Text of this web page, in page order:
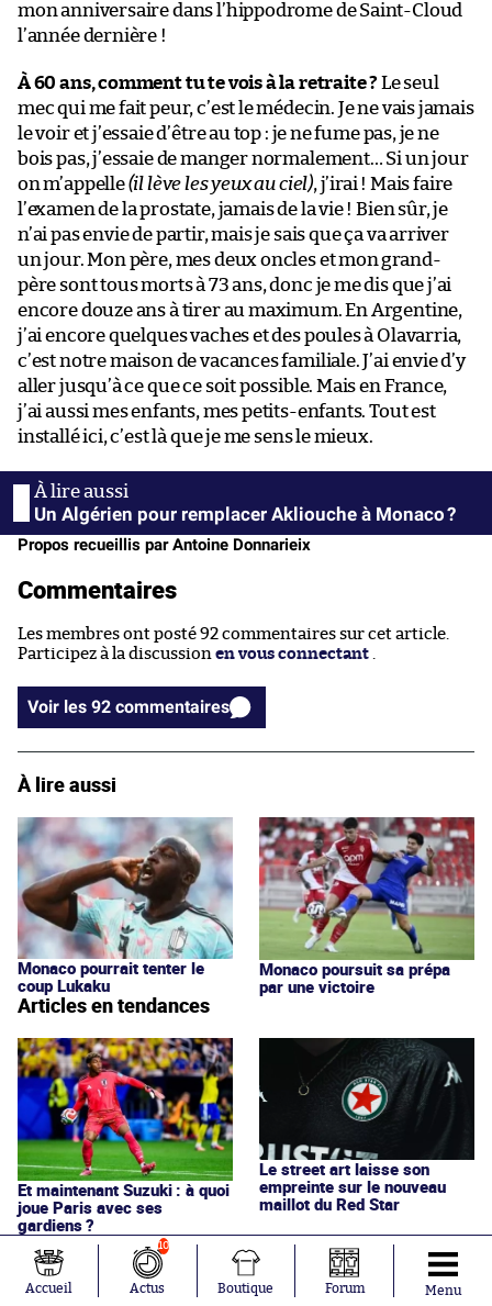
mon anniversaire dans l’hippodrome de Saint-Cloud
l’année dernière !
À 60 ans, comment tu te vois à la retraite ? Le seul
mec qui me fait peur, c’est le médecin. Je ne vais jamais
le voir et j’essaie d’être au top : je ne fume pas, je ne
bois pas, j’essaie de manger normalement… Si un jour
on m’appelle(il lève les yeux au ciel), j’irai ! Mais faire
l’examen de la prostate, jamais de la vie ! Bien sûr, je
n’ai pas envie de partir, mais je sais que ça va arriver
un jour. Mon père, mes deux oncles et mon grand-
père sont tous morts à 73 ans, donc je me dis que j’ai
encore douze ans à tirer au maximum. En Argentine,
j’ai encore quelques vaches et des poules à Olavarria,
c’est notre maison de vacances familiale. J’ai envie d’y
aller jusqu’à ce que ce soit possible. Mais en France,
j’ai aussi mes enfants, mes petits-enfants. Tout est
installé ici, c’est là que je me sens le mieux.
Un Algérien pour remplacer Akliouche à Monaco ?
Propos recueillis par Antoine Donnarieix
Commentaires
Les membres ont posté 92 commentaires sur cet article.
Participez à la discussion en vous connectant .
Voir les 92 commentaires
À lire aussi
Monaco pourrait tenter le
coup Lukaku
Monaco poursuit sa prépa
par une victoire
Articles en tendances
Et maintenant Suzuki : à quoi
joue Paris avec ses
gardiens ?
Le street art laisse son
empreinte sur le nouveau
maillot du Red Star
Accueil
10
Actus Boutique Forum Menu